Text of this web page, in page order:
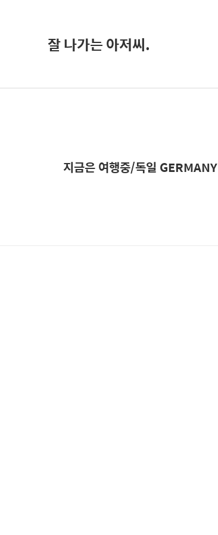
잘 나가는 아저씨.
지금은 여행중/독일 GERMANY